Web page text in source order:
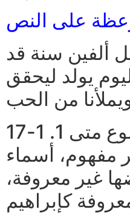
على النص
ألفين سنة قد
يولد ليحقق
ويملأنا من الحب
إنجيل نسب يسوع متى 1. 1-17
مفهوم، أسماء
غير معروفة،
كإبراهيم